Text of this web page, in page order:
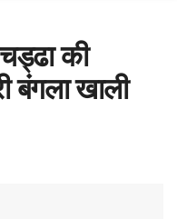
चड्ढा की
बंगला खाली